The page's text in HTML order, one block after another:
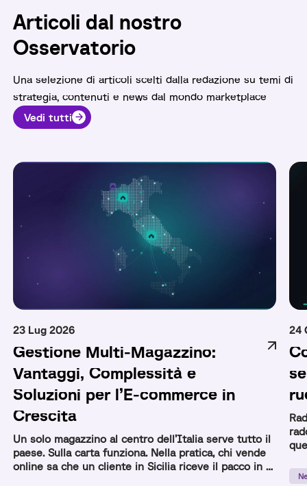
Articoli dal nostro
Osservatorio
Una selezione di articoli scelti dalla redazione su temi di
strategia, contenuti e news dal mondo marketplace
Vedi tutti
23 Lug 2026
Gestione Multi-Magazzino:
Vantaggi, Complessità e
Soluzioni per l’E-commerce in
Crescita
Un solo magazzino al centro dell’Italia serve tutto il
paese. Sulla carta funziona. Nella pratica, chi vende
online sa che un cliente in Sicilia riceve il pacco in 3
24